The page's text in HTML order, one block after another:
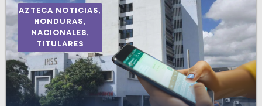
AZTECA NOTICIAS,
HONDURAS,
NACIONALES,
TITULARES